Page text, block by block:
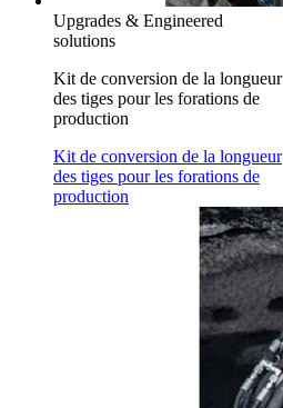
Upgrades & Engineered
solutions
Kit de conversion de la longueur
des tiges pour les forations de
production
Kit de conversion de la longueur
des tiges pour les forations de
production